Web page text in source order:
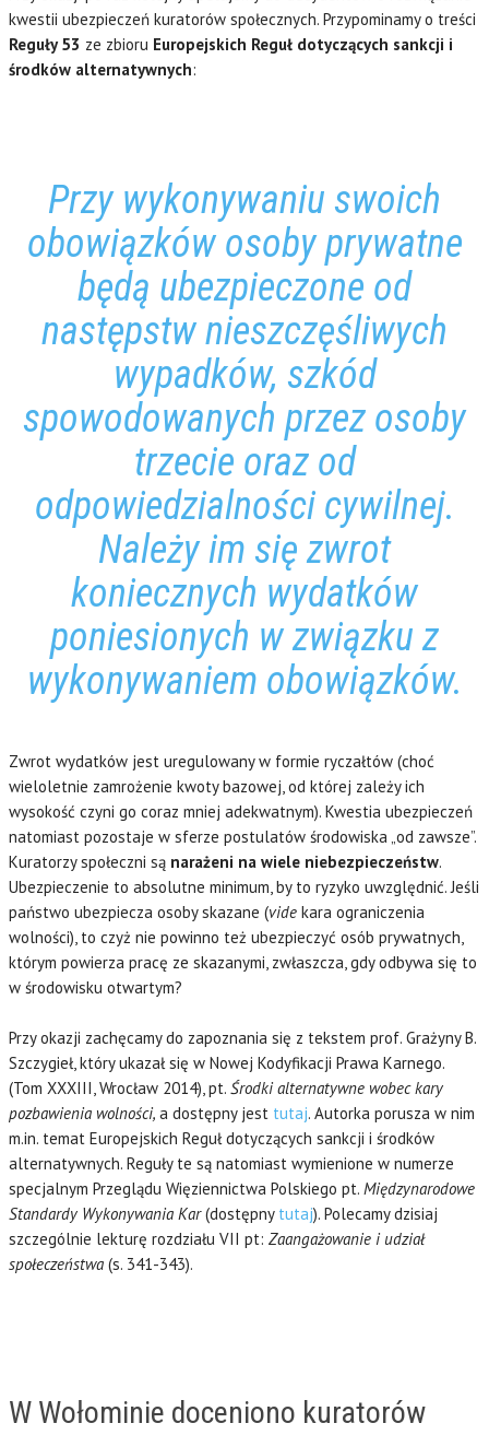
kwestii ubezpieczeń kuratorów społecznych. Przypominamy o treści
Reguły 53 ze zbioru Europejskich Reguł dotyczących sankcji i
środków alternatywnych:
Przy wykonywaniu swoich
obowiązków osoby prywatne
będą ubezpieczone od
następstw nieszczęśliwych
wypadków, szkód
spowodowanych przez osoby
trzecie oraz od
odpowiedzialności cywilnej.
Należy im się zwrot
koniecznych wydatków
poniesionych w związku z
wykonywaniem obowiązków.
Zwrot wydatków jest uregulowany w formie ryczałtów (choć
wieloletnie zamrożenie kwoty bazowej, od której zależy ich
wysokość czyni go coraz mniej adekwatnym). Kwestia ubezpieczeń
natomiast pozostaje w sferze postulatów środowiska „od zawsze”.
Kuratorzy społeczni są narażeni na wiele niebezpieczeństw.
Ubezpieczenie to absolutne minimum, by to ryzyko uwzględnić. Jeśli
państwo ubezpiecza osoby skazane (vide kara ograniczenia
wolności), to czyż nie powinno też ubezpieczyć osób prywatnych,
którym powierza pracę ze skazanymi, zwłaszcza, gdy odbywa się to
w środowisku otwartym?
Przy okazji zachęcamy do zapoznania się z tekstem prof. Grażyny B.
Szczygieł, który ukazał się w Nowej Kodyfikacji Prawa Karnego.
(Tom XXXIII, Wrocław 2014), pt. Środki alternatywne wobec kary
pozbawienia wolności, a dostępny jest tutaj. Autorka porusza w nim
m.in. temat Europejskich Reguł dotyczących sankcji i środków
alternatywnych. Reguły te są natomiast wymienione w numerze
specjalnym Przeglądu Więziennictwa Polskiego pt. Międzynarodowe
Standardy Wykonywania Kar(dostępny tutaj). Polecamy dzisiaj
szczególnie lekturę rozdziału VII pt: Zaangażowanie i udział
społeczeństwa (s. 341-343).
W Wołominie doceniono kuratorów